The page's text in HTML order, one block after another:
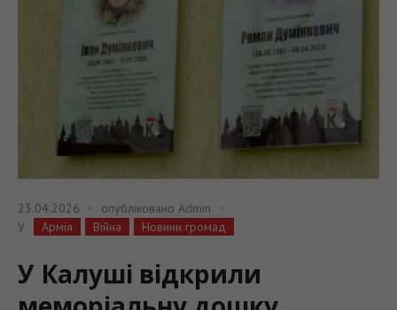
23.04.2026 опубліковано Admin
У
Армія Війна Новини громад
У Калуші відкрили